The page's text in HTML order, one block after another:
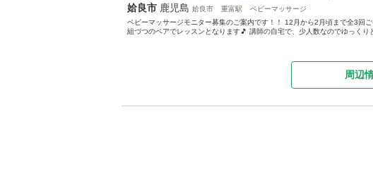
姶良市 鹿児島 姶良市 重富駅
ベビーマッサージ
ベビーマッサージモニター募集のご案内です！！ 12月から2月頃まで全3回
組づつのペアでレッスンとなります🎵 講師の自宅で、少人数なのでゆっくり
周辺